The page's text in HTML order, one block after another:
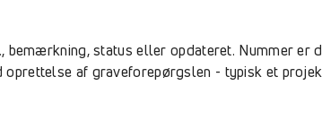
bemærkning, status eller opdateret. Nummer er
af graveforepørgslen - typisk et